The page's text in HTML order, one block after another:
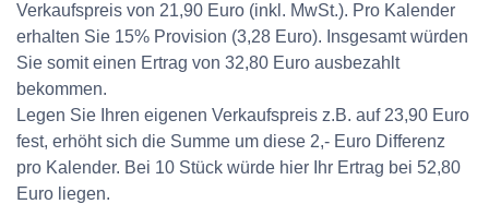
Verkaufspreis von 21,90 Euro (inkl. MwSt.). Pro Kalender
erhalten Sie 15% Provision (3,28 Euro). Insgesamt würden
Sie somit einen Ertrag von 32,80 Euro ausbezahlt
bekommen.
Legen Sie Ihren eigenen Verkaufspreis z.B. auf 23,90 Euro
fest, erhöht sich die Summe um diese 2,- Euro Differenz
pro Kalender. Bei 10 Stück würde hier Ihr Ertrag bei 52,80
Euro liegen.